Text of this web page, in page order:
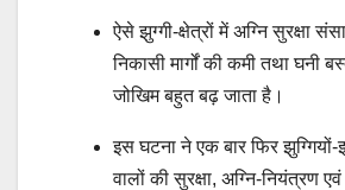
ऐसे झुग्गी-क्षेत्रों में अग्नि सुरक्षा
निकासी मार्गों की कमी तथा घनी
जोखिम बहुत बढ़ जाता है।
इस घटना ने एक बार फिर झुग्गियों-
वालों की सुरक्षा, अग्नि-नियंत्रण